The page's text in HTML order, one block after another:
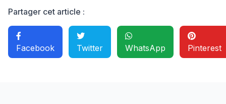
Partager cet article :
Facebook Twitter WhatsApp Pinterest